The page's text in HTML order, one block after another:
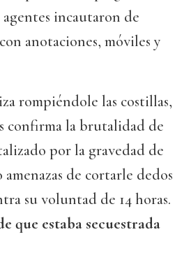
agentes incautaron de
anotaciones, móviles y
rompiéndole las costillas,
confirma la brutalidad de
por la gravedad de
de cortarle dedos
su voluntad de 14 horas.
que estaba secuestrada